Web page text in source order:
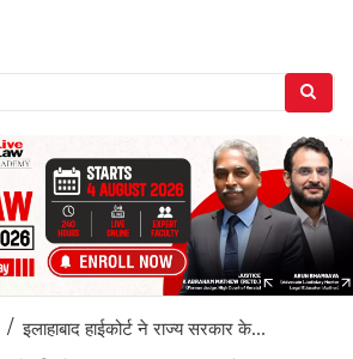
/ इलाहाबाद हाईकोर्ट ने राज्य सरकार के...